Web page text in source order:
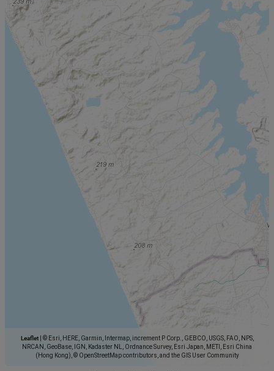
Leaflet
© Esri, HERE, Garmin, Intermap, increment P Corp., GEBCO, USGS, FAO, NPS,
NRCAN, GeoBase, IGN, Kadaster NL, Ordnance Survey, Esri Japan, METI, Esri China
(Hong Kong), © OpenStreetMap contributors, and the GIS User Community